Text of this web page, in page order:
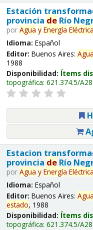
Estación
provincia deRío
por Agua y Energía
Idioma: Español
Editor: Buenos Aires: Agua
1988
Disponibilidad: Ítems
topográfica: 621.374.5/
Estacion
provincia deRío
por Agua y Energía
Idioma: Español
Editor: Buenos Aires: Agua
estado, 1988
Disponibilidad: Ítems
topográfica: 621.374.5/